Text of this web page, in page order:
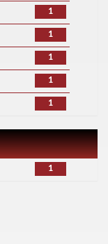
1
1
1
1
1
1